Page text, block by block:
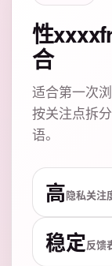
性
合
适合第一次
按关注点拆
语。
高隐私关注
稳定反馈